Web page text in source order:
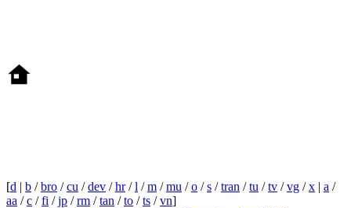
[d | b /bro /cu /dev /hr/l /m /mu /o /s /tran /tu /tv /vg /x | a /
aa /c /fi /jp /rm /tan /to /ts /vn]